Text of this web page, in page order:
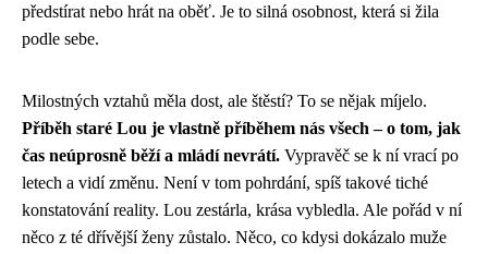
předstírat nebo hrát na oběť. Je to silná osobnost, která si žila
podle sebe.
Milostných vztahů měla dost, ale štěstí? To se nějak míjelo.
Příběh staré Lou je vlastně příběhem nás všech – o tom, jak
čas neúprosně běží a mládí nevrátí. Vypravěč se k ní vrací po
letech a vidí změnu. Není v tom pohrdání, spíš takové tiché
konstatování reality. Lou zestárla, krása vybledla. Ale pořád v ní
něco z té dřívější ženy zůstalo. Něco, co kdysi dokázalo muže